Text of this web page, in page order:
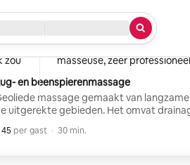
uitchecken
Service
en beenspierenmassage
massage gemaakt van
uitgerekte gebieden. Het omvat
Zwangerschap - 3 maanden,
per gast
45 per gast · 30 min.
zou
Parijs, Frankrijk
februari 2026
De Californische massage
masseuse, zeer